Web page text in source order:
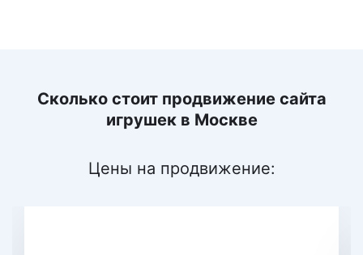
Сколько стоит продвижение сайта
игрушек в Москве
Цены на продвижение: